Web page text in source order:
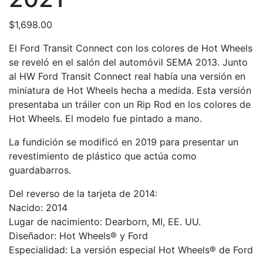
$1,698.00
El Ford Transit Connect con los colores de Hot Wheels
se reveló en el salón del automóvil SEMA 2013. Junto
al HW Ford Transit Connect real había una versión en
miniatura de Hot Wheels hecha a medida. Esta versión
presentaba un tráiler con un Rip Rod en los colores de
Hot Wheels. El modelo fue pintado a mano.
La fundición se modificó en 2019 para presentar un
revestimiento de plástico que actúa como
guardabarros.
Del reverso de la tarjeta de 2014:
Nacido: 2014
Lugar de nacimiento: Dearborn, MI, EE. UU.
Diseñador: Hot Wheels® y Ford
Especialidad: La versión especial Hot Wheels® de Ford